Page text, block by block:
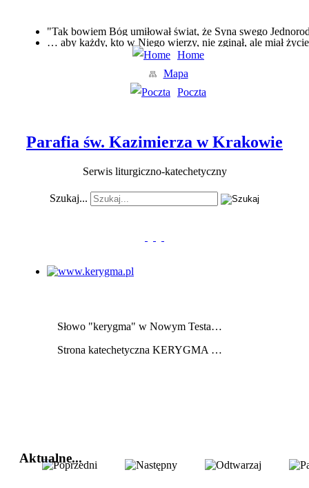
"Tak bowiem Bóg umiłował świat, że Syna swego
… aby każdy, kto w Niego wierzy, nie zginął, ale miał
Home
Mapa
Poczta
Parafia św. Kazimierza w Krakowie
Serwis liturgiczno-katechetyczny
Szukaj...
Słowo "kerygma" w Nowym Testamencie oznacza
Strona katechetyczna KERYGMA jest próbą włączenia środków informatyki w dzieło głoszenia Ewangelii, zwłaszcza w ramach szkolnej katechezy.
Aktualne...